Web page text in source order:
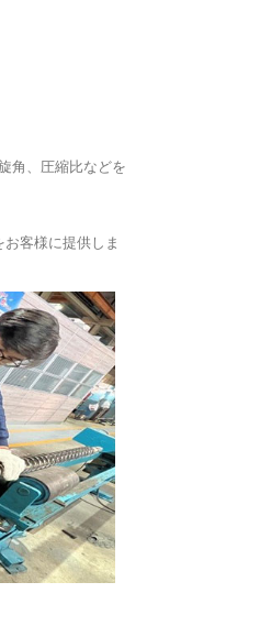
角、圧縮比などを
客様に提供しま